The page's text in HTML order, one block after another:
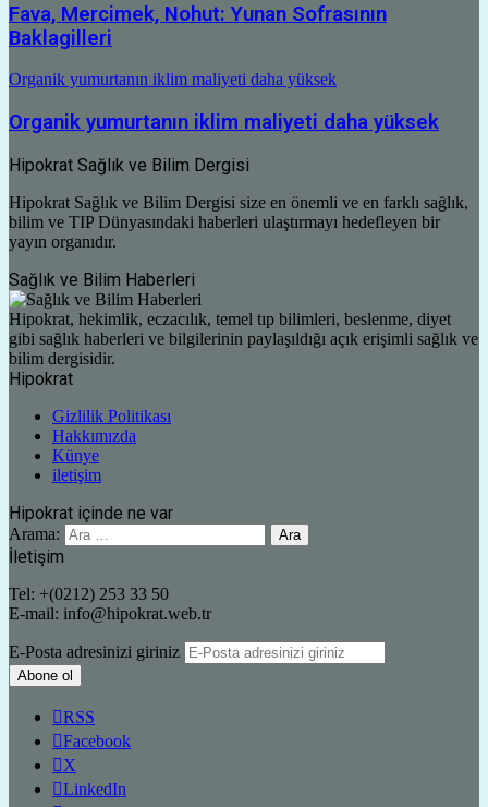
Fava, Mercimek, Nohut: Yunan Sofrasının
Baklagilleri
Organik yumurtanın iklim maliyeti daha yüksek
Organik yumurtanın iklim maliyeti daha yüksek
Hipokrat Sağlık ve Bilim Dergisi
Hipokrat Sağlık ve Bilim Dergisi size en önemli ve en farklı sağlık,
bilim ve TIP Dünyasındaki haberleri ulaştırmayı hedefleyen bir
yayın organıdır.
Sağlık ve Bilim Haberleri
Hipokrat, hekimlik, eczacılık, temel tıp bilimleri, beslenme, diyet
gibi sağlık haberleri ve bilgilerinin paylaşıldığı açık erişimli sağlık ve
bilim dergisidir.
Hipokrat
Gizlilik Politikası
Hakkımızda
Künye
iletişim
Hipokrat içinde ne var
Arama:
İletişim
Tel: +(0212) 253 33 50
E-mail: info@hipokrat.web.tr
E-Posta adresinizi giriniz
RSS
Facebook
X
LinkedIn